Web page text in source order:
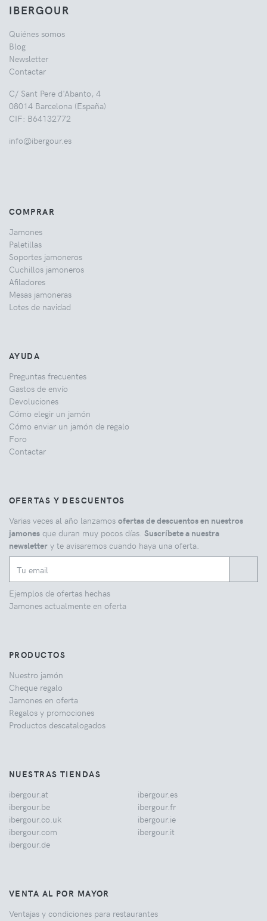
IBERGOUR
Quiénes somos
Blog
Newsletter
Contactar
C/ Sant Pere d'Abanto, 4
08014 Barcelona (España)
CIF: B64132772
info@ibergour.es
COMPRAR
Jamones
Paletillas
Soportes jamoneros
Cuchillos jamoneros
Afiladores
Mesas jamoneras
Lotes de navidad
AYUDA
Preguntas frecuentes
Gastos de envío
Devoluciones
Cómo elegir un jamón
Cómo enviar un jamón de regalo
Foro
Contactar
OFERTAS Y DESCUENTOS
Varias veces al año lanzamos ofertas de descuentos en nuestros
jamones que duran muy pocos días. Suscríbete a nuestra
newsletter y te avisaremos cuando haya una oferta.
Ejemplos de ofertas hechas
Jamones actualmente en oferta
PRODUCTOS
Nuestro jamón
Cheque regalo
Jamones en oferta
Regalos y promociones
Productos descatalogados
NUESTRAS TIENDAS
ibergour.at
ibergour.be
ibergour.co.uk
ibergour.com
ibergour.de
ibergour.es
ibergour.fr
ibergour.ie
ibergour.it
VENTA AL POR MAYOR
Ventajas y condiciones para restaurantes